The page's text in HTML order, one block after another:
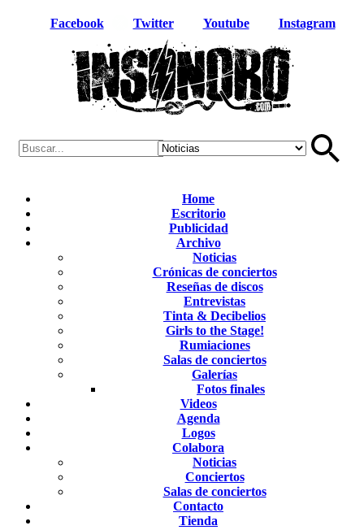
Facebook Twitter Youtube Instagram
Home
Escritorio
Publicidad
Archivo
Noticias
Crónicas de conciertos
Reseñas de discos
Entrevistas
Tinta & Decibelios
Girls to the Stage!
Rumiaciones
Salas de conciertos
Galerías
Fotos finales
Videos
Agenda
Logos
Colabora
Noticias
Conciertos
Salas de conciertos
Contacto
Tienda